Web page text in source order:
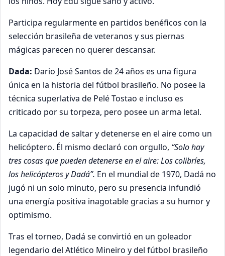
Participa regularmente en partidos benéficos con la
selección brasileña de veteranos y sus piernas
mágicas parecen no querer descansar.
Dada: Dario José Santos de 24 años es una figura
única en la historia del fútbol brasileño. No posee la
técnica superlativa de Pelé Tostao e incluso es
criticado por su torpeza, pero posee un arma letal.
La capacidad de saltar y detenerse en el aire como un
helicóptero. Él mismo declaró con orgullo, “Solo hay
tres cosas que pueden detenerse en el aire: Los colibríes,
los helicópteros y Dadá”. En el mundial de 1970, Dadá no
jugó ni un solo minuto, pero su presencia infundió
una energía positiva inagotable gracias a su humor y
optimismo.
Tras el torneo, Dadá se convirtió en un goleador
legendario del Atlético Mineiro y del fútbol brasileño